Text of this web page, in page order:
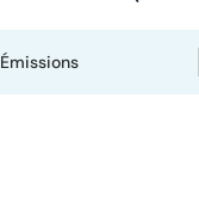
Émissions